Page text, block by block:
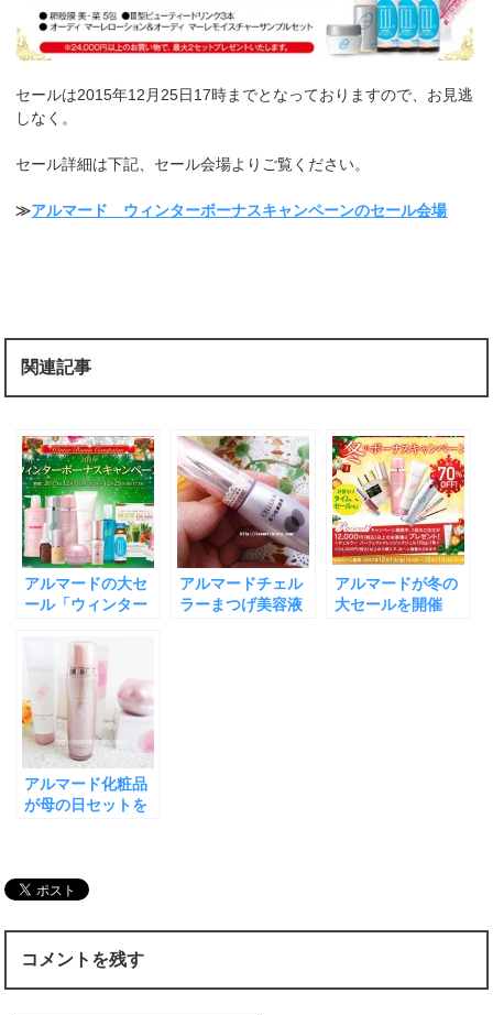
セールは2015年12月25日17時までとなっておりますので、お見逃
しなく。
セール詳細は下記、セール会場よりご覧ください。
≫アルマード ウィンターボーナスキャンペーンのセール会場
関連記事
アルマードの大セ
ール「ウィンター
ーン」開催中
アルマードチェル
ラーまつげ美容液
アルマードが冬の
大セールを開催
アルマード化粧品
が母の日セットを
コメントを残す